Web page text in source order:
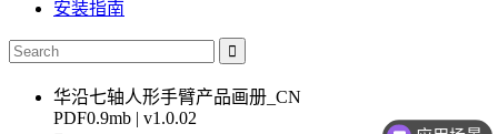
安装指南
华沿七轴人形手臂产品画册_CN
PDF0.9mb | v1.0.02